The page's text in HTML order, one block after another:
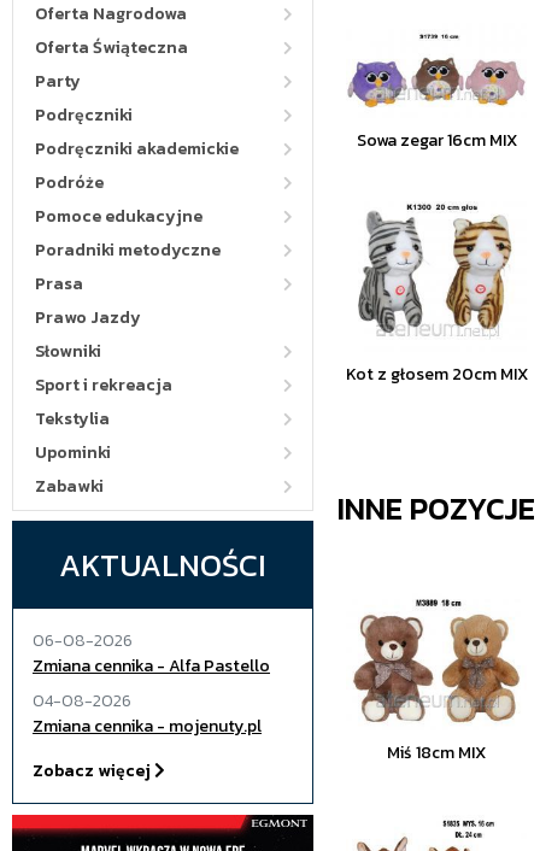
Oferta Nagrodowa
Oferta Świąteczna
Party
Podręczniki
Podręczniki akademickie
Podróże
Pomoce edukacyjne
Poradniki metodyczne
Prasa
Prawo Jazdy
Słowniki
Sport i rekreacja
Tekstylia
Upominki
Zabawki
AKTUALNOŚCI
06-08-2026
Zmiana cennika - Alfa Pastello
04-08-2026
Zmiana cennika - mojenuty.pl
Zobacz więcej
Sowa zegar 16cm MIX
Kot z głosem 20cm MIX
INNE
Miś 18cm MIX